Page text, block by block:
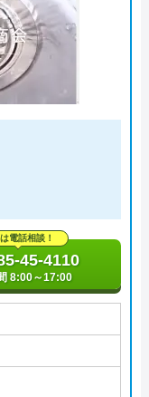
電話相談！
45-4110
8:00～17:00